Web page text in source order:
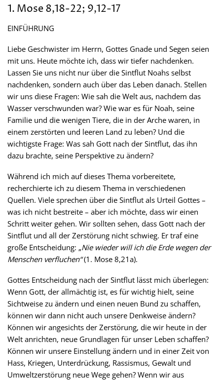
1. Mose 8,18-22; 9,12-17
EINFÜHRUNG
Liebe Geschwister im Herrn, Gottes Gnade und Segen seien
mit uns. Heute möchte ich, dass wir tiefer nachdenken.
Lassen Sie uns nicht nur über die Sintflut Noahs selbst
nachdenken, sondern auch über das Leben danach. Stellen
wir uns diese Fragen: Wie sah die Welt aus, nachdem das
Wasser verschwunden war? Wie war es für Noah, seine
Familie und die wenigen Tiere, die in der Arche waren, in
einem zerstörten und leeren Land zu leben? Und die
wichtigste Frage: Was sah Gott nach der Sintflut, das ihn
dazu brachte, seine Perspektive zu ändern?
Während ich mich auf dieses Thema vorbereitete,
recherchierte ich zu diesem Thema in verschiedenen
Quellen. Viele sprechen über die Sintflut als Urteil Gottes –
was ich nicht bestreite – aber ich möchte, dass wir einen
Schritt weiter gehen. Wir sollten sehen, dass Gott nach der
Sintflut und all der Zerstörung nicht schwieg. Er traf eine
große Entscheidung: „Nie wieder will ich die Erde wegen der
Menschen verfluchen“(1. Mose 8,21a).
Gottes Entscheidung nach der Sintflut lässt mich überlegen:
Wenn Gott, der allmächtig ist, es für wichtig hielt, seine
Sichtweise zu ändern und einen neuen Bund zu schaffen,
können wir dann nicht auch unsere Denkweise ändern?
Können wir angesichts der Zerstörung, die wir heute in der
Welt anrichten, neue Grundlagen für unser Leben schaffen?
Können wir unsere Einstellung ändern und in einer Zeit von
Hass, Kriegen, Unterdrückung, Rassismus, Gewalt und
Umweltzerstörung neue Wege gehen? Wenn wir aus